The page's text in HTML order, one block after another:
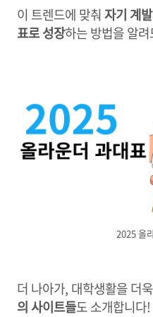
이 트렌드에 맞춰자기 계
표로 성장하는 방법을 알
2025 올
더 나아가, 대학생활을 더
의 사이트들도 소개합니다!